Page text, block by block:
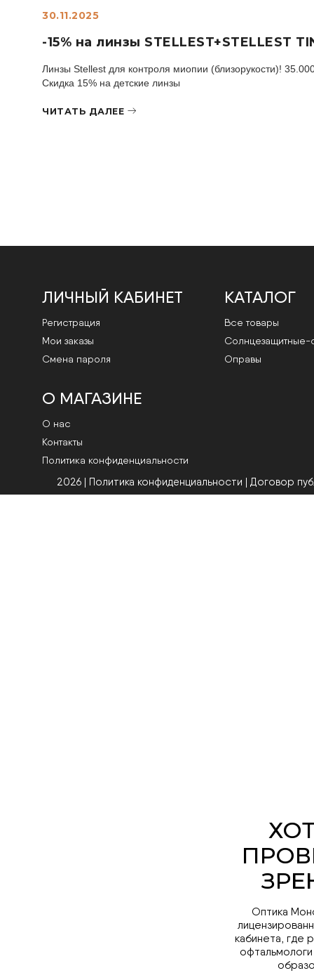
30.11.2025
-15% на линзы STELLEST+STELLEST
Линзы Stellest для контроля миопии (близорукости)!
Скидка 15% на детские линзы
ЧИТАТЬ ДАЛЕЕ
ЛИЧНЫЙ КАБИНЕТ
Регистрация
Мои заказы
Смена пароля
КАТАЛОГ
Все товары
Cолнцезащитные-
Оправы
О МАГАЗИНЕ
О нас
Контакты
Политика конфиденциальности
2026 | Политика конфиденциальности | Договор
Оптика
кабинета, где